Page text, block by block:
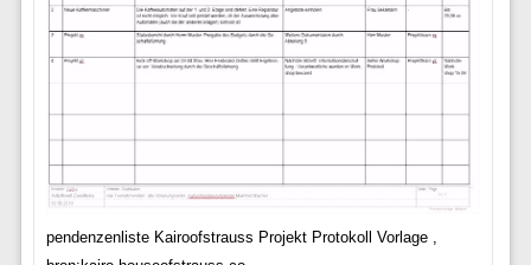
pendenzenliste Kairoofstrauss Projekt Protokoll Vorlage ,